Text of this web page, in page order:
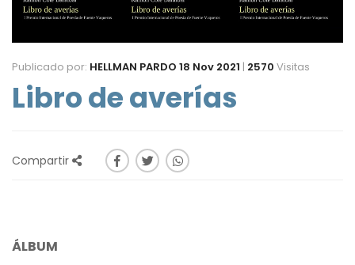
Publicado por: HELLMAN PARDO 18 Nov 2021 | 2570 Visitas
Libro de averías
Compartir
ÁLBUM